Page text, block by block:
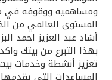
ومساهميه ووقوفه في
المستوى العالمي من
أشاد عبد العزيز احمد
بهذا التبرع من بيتك
تعزيز أنشطة وخدمات